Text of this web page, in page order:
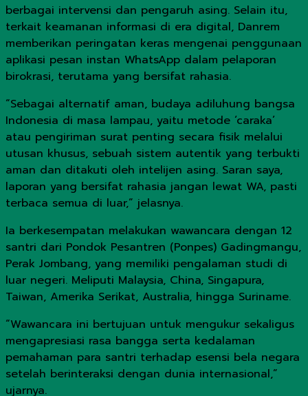
berbagai intervensi dan pengaruh asing. Selain itu,
terkait keamanan informasi di era digital, Danrem
memberikan peringatan keras mengenai penggunaan
aplikasi pesan instan WhatsApp dalam pelaporan
birokrasi, terutama yang bersifat rahasia.
“Sebagai alternatif aman, budaya adiluhung bangsa
Indonesia di masa lampau, yaitu metode ‘caraka’
atau pengiriman surat penting secara fisik melalui
utusan khusus, sebuah sistem autentik yang terbukti
aman dan ditakuti oleh intelijen asing. Saran saya,
laporan yang bersifat rahasia jangan lewat WA, pasti
terbaca semua di luar,” jelasnya.
Ia berkesempatan melakukan wawancara dengan 12
santri dari Pondok Pesantren (Ponpes) Gadingmangu,
Perak Jombang, yang memiliki pengalaman studi di
luar negeri. Meliputi Malaysia, China, Singapura,
Taiwan, Amerika Serikat, Australia, hingga Suriname.
“Wawancara ini bertujuan untuk mengukur sekaligus
mengapresiasi rasa bangga serta kedalaman
pemahaman para santri terhadap esensi bela negara
setelah berinteraksi dengan dunia internasional,”
ujarnya.